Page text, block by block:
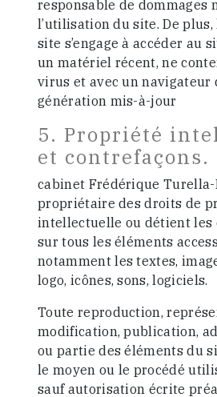
responsable de dommages
l’utilisation du site. De
site s’engage à accéder au
un matériel récent, ne
virus et avec un navigateur
génération mis-à-jour
5. Propriété
et contrefaçons.
cabinet Frédérique Turella-
propriétaire des droits de
intellectuelle ou détient les
sur tous les éléments
notamment les textes,
logo, icônes, sons, logiciels.
Toute reproduction,
modification, publication,
ou partie des éléments du
le moyen ou le procédé
sauf autorisation écrite